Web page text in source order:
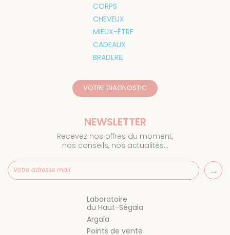
VOTRE DIAGNOSTIC
CORPS
CHEVEUX
MIEUX-ÊTRE
CADEAUX
BRADERIE
Laboratoire
du Haut-Ségala
Argaïa
Points de vente
NEWSLETTER
Recevez nos offres du moment,
nos conseils, nos actualités…